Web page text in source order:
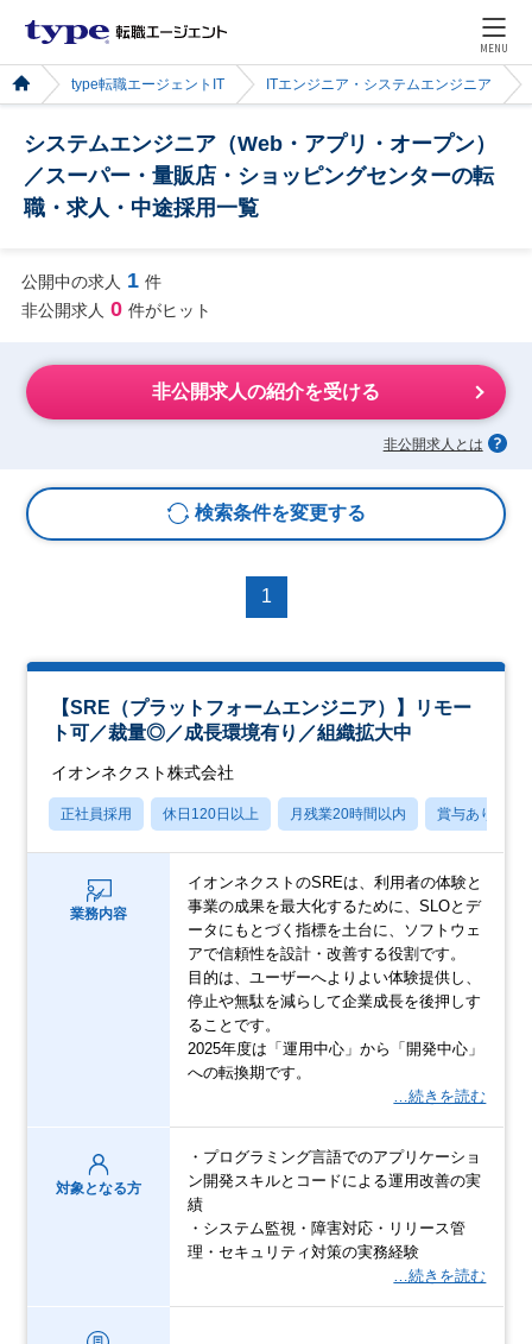
MENU
type転職エージェントIT ITエンジニア・システムエンジニア
システムエンジニア（Web・アプリ・オープン）
／スーパー・量販店・ショッピングセンターの転
職・求人・中途採用一覧
公開中の求人 1 件
非公開求人 0 件がヒット
非公開求人の紹介を受ける
非公開求人とは
検索条件を変更する
1
【SRE（プラットフォームエンジニア）】リモー
ト可／裁量◎／成長環境有り／組織拡大中
イオンネクスト株式会社
正社員採用 休日120日以上 月残業20時間以内 賞与あり
業務内容
イオンネクストのSREは、利用者の体験と
事業の成果を最大化するために、SLOとデ
ータにもとづく指標を土台に、ソフトウェ
アで信頼性を設計・改善する役割です。
目的は、ユーザーへよりよい体験提供し、
停止や無駄を減らして企業成長を後押しす
ることです。
2025年度は「運用中心」から「開発中心」
への転換期です。
…続きを読む
対象となる方
・プログラミング言語でのアプリケーショ
ン開発スキルとコードによる運用改善の実
績
・システム監視・障害対応・リリース管
理・セキュリティ対策の実務経験
…続きを読む